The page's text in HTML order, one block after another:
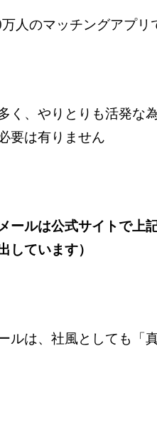
人のマッチングアプ
く、やりとりも活発な
要は有りません
ールは公式サイトで上
しています）
ルは、社風としても「